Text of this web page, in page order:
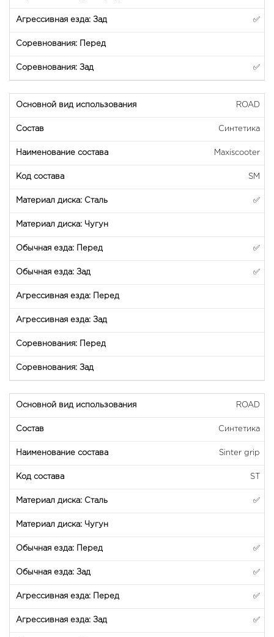
✅
✅
ROAD
Синтетика
Maxiscooter
SM
✅
✅
✅
ROAD
Синтетика
Sinter grip
ST
✅
✅
✅
✅
✅